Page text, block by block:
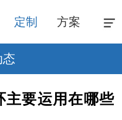
定制 方案
态
主要运用在哪些